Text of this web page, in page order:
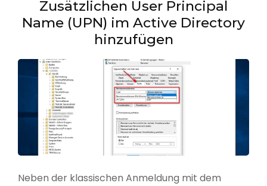
Zusätzlichen User Principal
Name (UPN) im Active Directory
hinzufügen
Neben der klassischen Anmeldung mit dem